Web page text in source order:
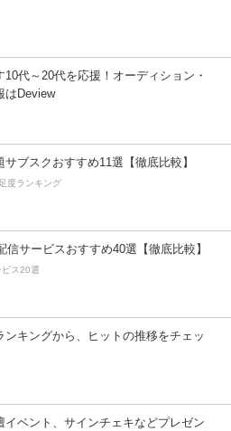
10代～20代を応援！オーディション・
はDeview
ブスクおすすめ11選【徹底比較】
度ランキング
信サービスおすすめ40選【徹底比較】
ス20選
ンキングから、ヒットの推移をチェッ
イベント、サインチェキなどプレゼン